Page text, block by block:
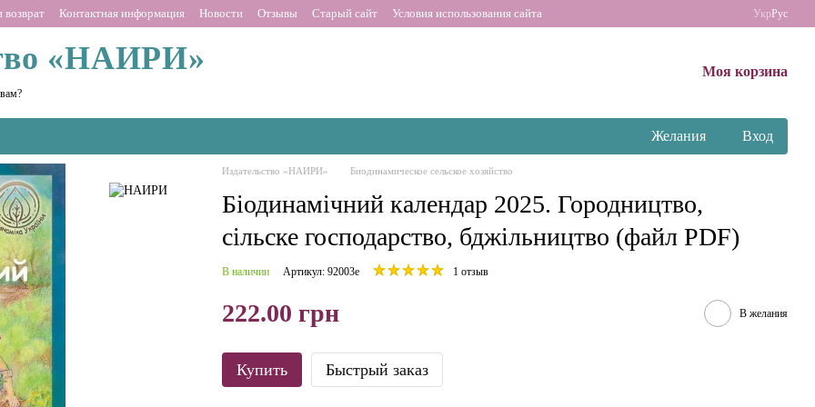
Контактная информация Новости Отзывы Старый сайт Условия использования сайта УкрРус
«НАИРИ» Моя корзина
Желания Вход
Издательство «НАИРИ» Биодинамическое сельское хозяйство
Біодинамічний календар 2025. Городництво,
сільске господарство, бджільництво (файл PDF)
В наличии Артикул: 92003е 1 отзыв
222.00 грн В желания
Купить Быстрый заказ